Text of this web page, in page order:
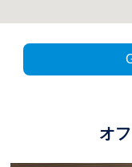
オ